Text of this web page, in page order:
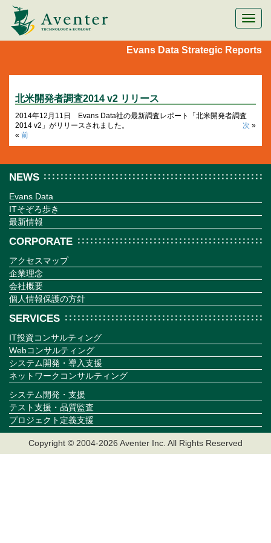
メ
ニ
ュ
ー
Evans Data Strategic Reports
北米開発者調査2014 v2 リリース
2014年12月11日 Evans Data社の最新調査レポート「北米開発者調査
2014 v2」がリリースされました。
次 »
« 前
NEWS
Evans Data
ITそぞろ歩き
最新情報
CORPORATE
アクセスマップ
企業理念
会社概要
個人情報保護の方針
SERVICES
IT投資コンサルティング
Webコンサルティング
システム開発・導入支援
ネットワークコンサルティング
システム開発・支援
テスト支援・品質監査
プロジェクト定義支援
Copyright © 2004-2026 Aventer Inc. All Rights Reserved